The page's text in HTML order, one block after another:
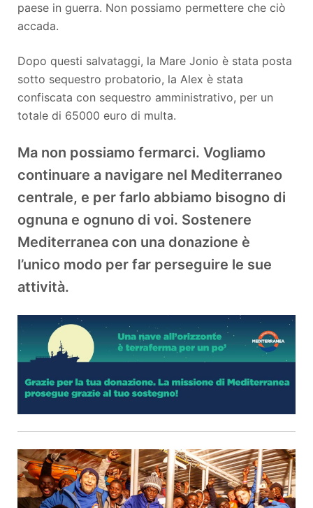
paese in guerra. Non possiamo permettere che ciò
accada.
Dopo questi salvataggi, la Mare Jonio è stata posta
sotto sequestro probatorio, la Alex è stata
confiscata con sequestro amministrativo, per un
totale di 65000 euro di multa.
Ma non possiamo fermarci. Vogliamo
continuare a navigare nel Mediterraneo
centrale, e per farlo abbiamo bisogno di
ognuna e ognuno di voi. Sostenere
Mediterranea con una donazione è
l’unico modo per far perseguire le sue
attività.